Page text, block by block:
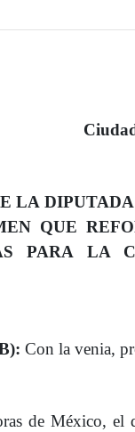
LA
QUE
PARA LA
Con la venia,
de México, el